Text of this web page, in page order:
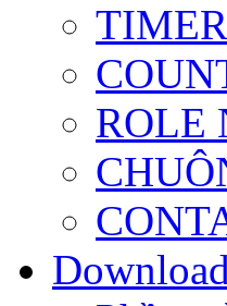
TIMER
ROLE
Download